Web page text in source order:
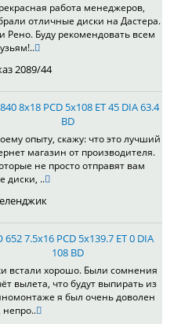
работа менеджеров,
отличные диски на Дастера.
Буду рекомендовать всем
2089/44
8x18 PCD 5x108 ET 45 DIA 63.4
BD
опыту, скажу: что это лучший
магазин от производителя.
не просто отправят вам
диски, ..
652 7.5x16 PCD 5x139.7 ET 0 DIA
108 BD
встали хорошо. Были сомнения
вылета, что будут выпирать из
я был очень доволен
непро..